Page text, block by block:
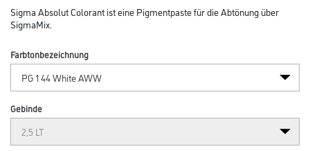
Sigma Absolut Colorant ist eine Pigmentpaste für die Abtönung über
SigmaMix.
Farbtonbezeichnung
Gebinde